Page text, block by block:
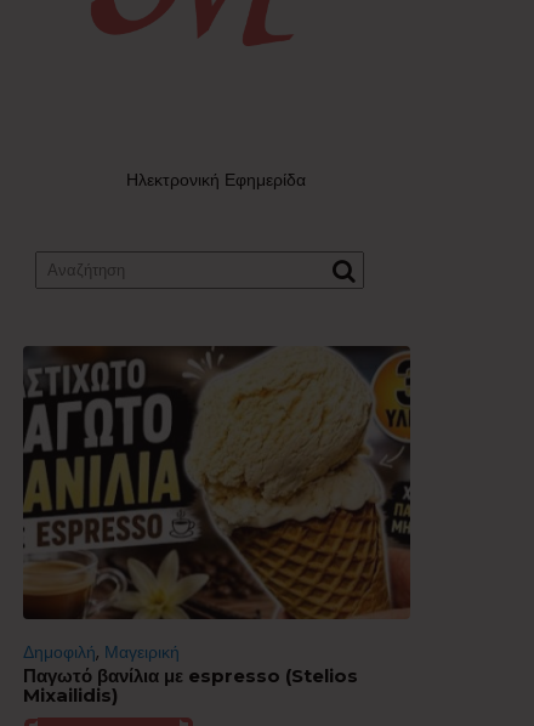
Ηλεκτρονική Εφημερίδα
Δημοφιλή, Μαγειρική
Παγωτό βανίλια με espresso (Stelios
Mixailidis)